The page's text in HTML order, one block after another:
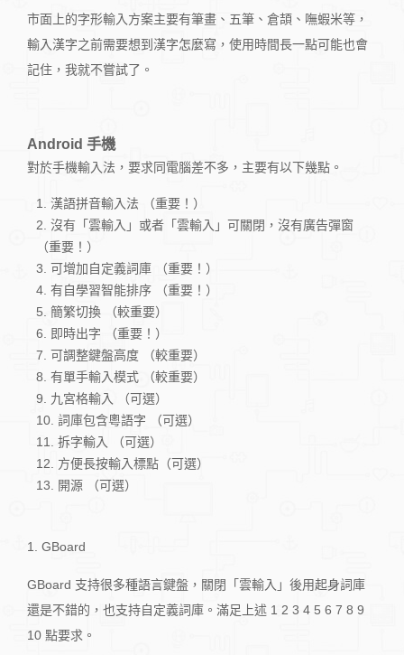
市面上的字形輸入方案主要有筆畫、五筆、倉頡、嘸蝦米等，
輸入漢字之前需要想到漢字怎麼寫，使用時間長一點可能也會
記住，我就不嘗試了。
Android 手機
對於手機輸入法，要求同電腦差不多，主要有以下幾點。
漢語拼音輸入法 （重要！）
沒有「雲輸入」或者「雲輸入」可關閉，沒有廣告彈窗
（重要！）
可增加自定義詞庫 （重要！）
有自學習智能排序 （重要！）
簡繁切換 （較重要）
即時出字 （重要！）
可調整鍵盤高度 （較重要）
有單手輸入模式 （較重要）
九宮格輸入 （可選）
詞庫包含粵語字 （可選）
拆字輸入 （可選）
方便長按輸入標點（可選）
開源 （可選）
1. GBoard
GBoard 支持很多種語言鍵盤，關閉「雲輸入」後用起身詞庫
還是不錯的，也支持自定義詞庫。滿足上述 1 2 3 4 5 6 7 8 9
10 點要求。